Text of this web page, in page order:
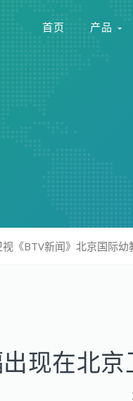
首页 产品
《BTV新闻》北京国际幼
现在北